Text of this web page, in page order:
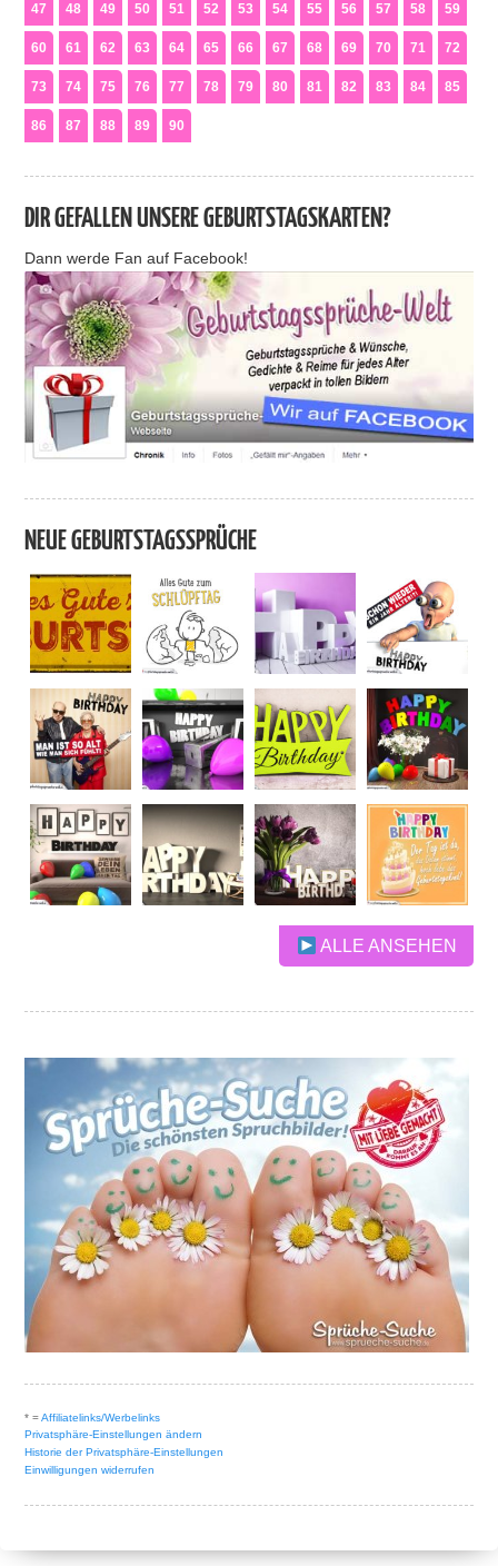
47 48 49 50 51 52 53 54 55 56 57 58 59
60 61 62 63 64 65 66 67 68 69 70 71 72
73 74 75 76 77 78 79 80 81 82 83 84 85
86 87 88 89 90
DIR GEFALLEN UNSERE GEBURTSTAGSKARTEN?
Dann werde Fan auf Facebook!
NEUE GEBURTSTAGSSPRÜCHE
ALLE ANSEHEN
* =Affiliatelinks/Werbelinks
Privatsphäre-Einstellungen ändern
Historie der Privatsphäre-Einstellungen
Einwilligungen widerrufen